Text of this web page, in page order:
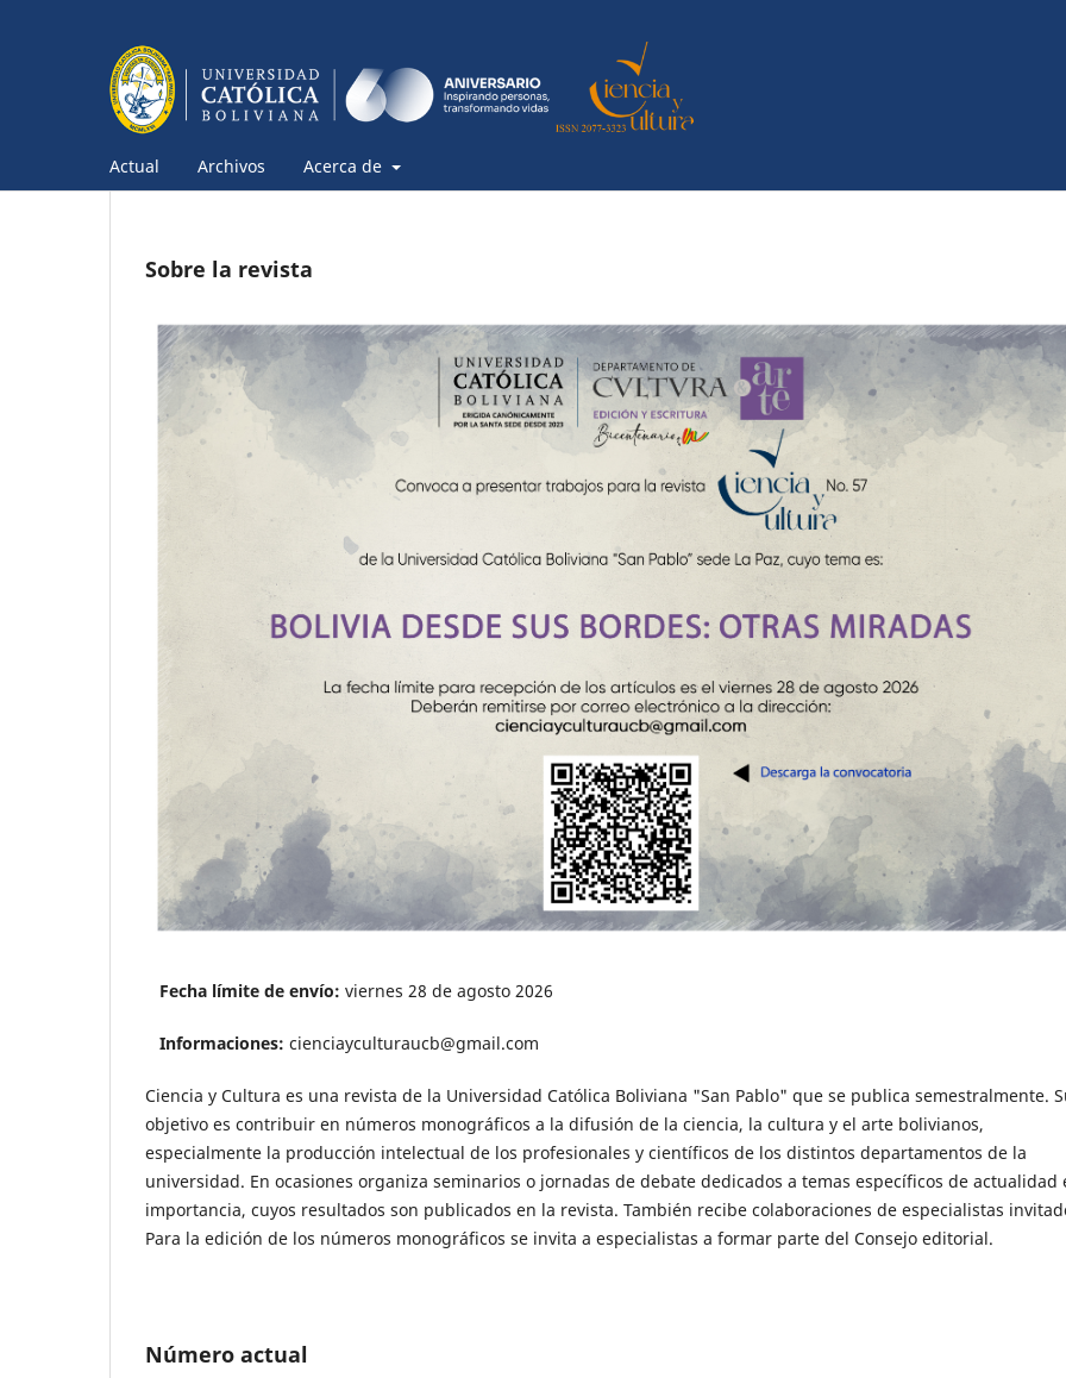
Actual Archivos Acerca de
Sobre la revista
Fecha límite de envío: viernes 28 de agosto 2026
Informaciones: cienciayculturaucb@gmail.com
Ciencia y Cultura es una revista de la Universidad Católica Boliviana "San Pablo" que se publica semestralmente.
objetivo es contribuir en números monográficos a la difusión de la ciencia, la cultura y el arte bolivianos,
especialmente la producción intelectual de los profesionales y científicos de los distintos departamentos de la
universidad. En ocasiones organiza seminarios o jornadas de debate dedicados a temas específicos de actualidad
importancia, cuyos resultados son publicados en la revista. También recibe colaboraciones de especialistas
Para la edición de los números monográficos se invita a especialistas a formar parte del Consejo editorial.
Número actual